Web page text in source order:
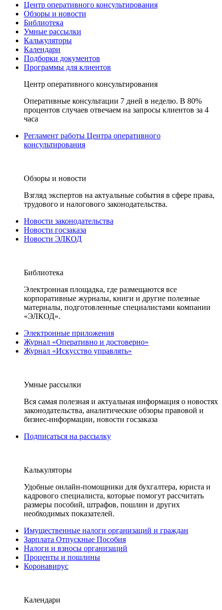
Центр оперативного консультирования
Обзоры и новости
Библиотека
Умные рассылки
Калькуляторы
Календари
Подборки документов
Программы для клиентов
Центр оперативного консультирования
Оперативные консультации 7 дней в неделю. В 80%
процентов случаев отвечаем на запросы клиентов за 4
часа
Регламент работы Центра оперативного
консультирования
Обзоры и новости
Взгляд экспертов на актуальные события в сфере права,
трудового и налогового законодательства.
Новости законодательства
Новости госзаказа
Новости ЭЛКОД
Библиотека
Электронная площадка, где размещаются все
корпоративные журналы, книги и другие полезные
материалы, подготовленные специалистами компании
«ЭЛКОД».
Электронные приложения
Журнал «Оперативно и достоверно»
Журнал «Искусство управлять»
Умные рассылки
Вся самая полезная и актуальная информация о новостях
законодательства, аналитические обзоры правовой и
бизнес-информации, новости госзаказа
Подписаться на рассылку
Калькуляторы
Удобные онлайн-помощники для бухгалтера, юриста и
кадрового специалиста, которые помогут рассчитать
размеры пособий, штрафов, пошлин и других
необходимых показателей.
Имущественные налоги организаций и граждан
Зарплата Отпускные Пособия
Налоги и взносы организаций
Проценты и пошлины
Коронавирус
Календари